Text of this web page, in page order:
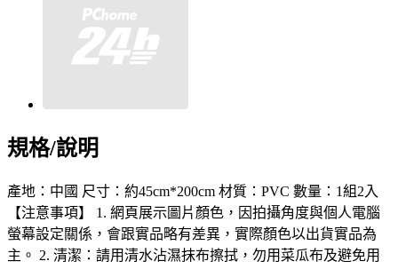
規格/說明
產地：中國 尺寸：約45cm*200cm 材質：PVC 數量：1組2入
【注意事項】 1. 網頁展示圖片顏色，因拍攝角度與個人電腦
螢幕設定關係，會跟實品略有差異，實際顏色以出貨實品為
主。 2. 清潔：請用清水沾濕抹布擦拭，勿用菜瓜布及避免用